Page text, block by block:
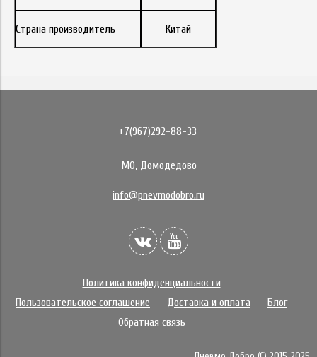
Страна производитель Китай
+7(967)292-88-33
МО, Домодедово
info@pnevmodobro.ru
Политика конфиденциальности
Пользовательское соглашение
Доставка и оплата
Блог
Обратная связь